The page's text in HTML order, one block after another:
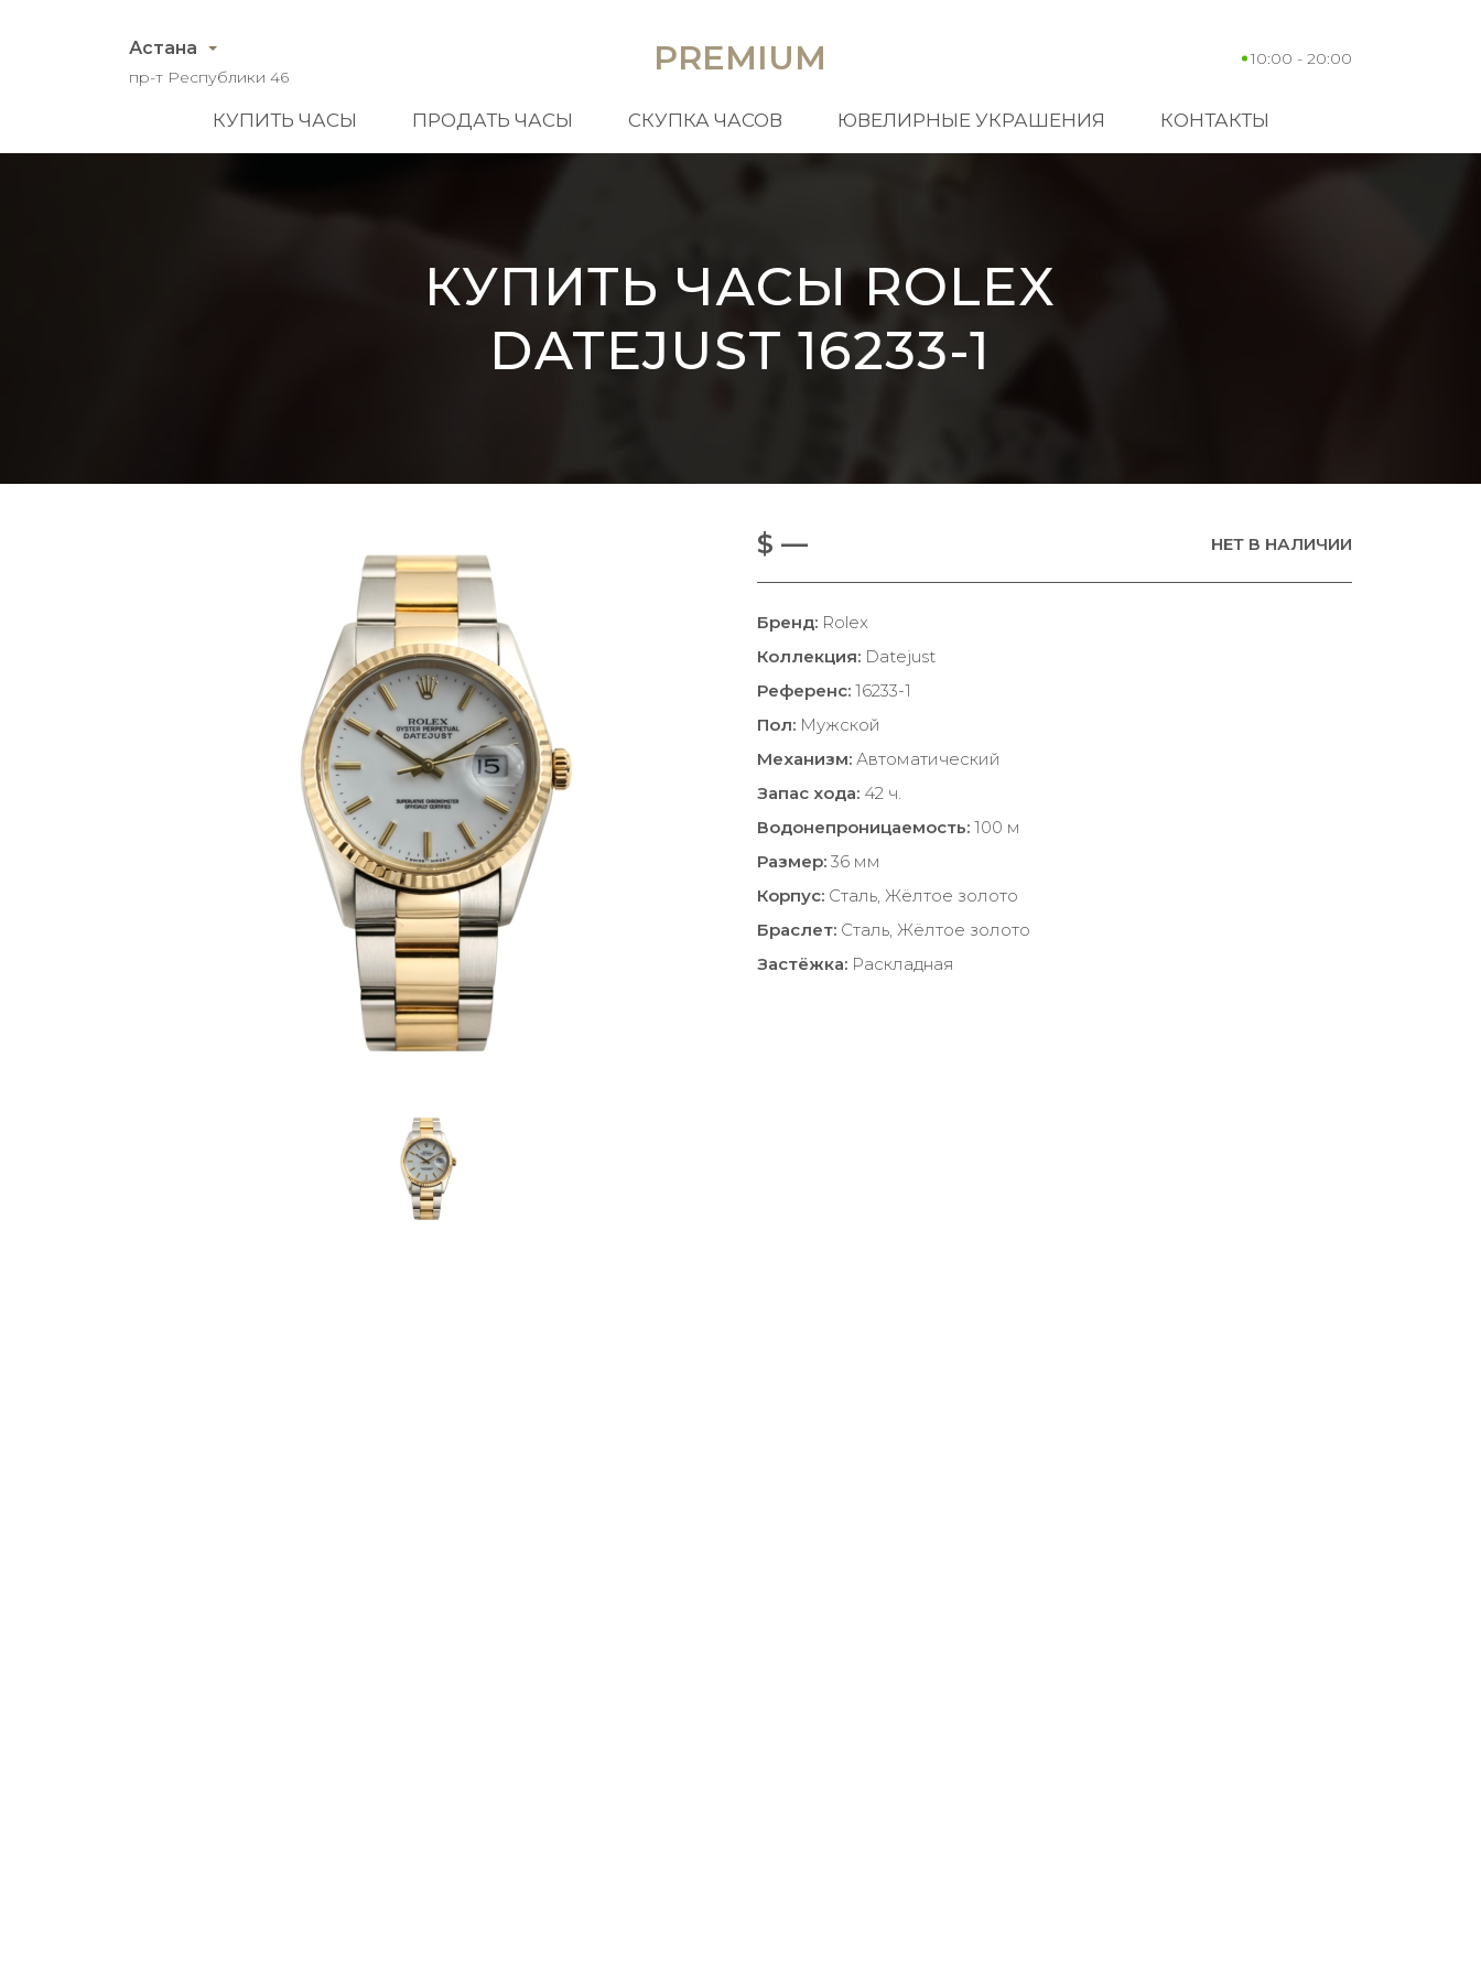
Астана
пр-т Республики 46 PREMIUM 10:00 - 20:00
КУПИТЬ ЧАСЫ ПРОДАТЬ ЧАСЫ СКУПКА ЧАСОВ ЮВЕЛИРНЫЕ УКРАШЕНИЯ КОНТАКТЫ
КУПИТЬ ЧАСЫ ROLEX
DATEJUST 16233-1
$ — НЕТ В НАЛИЧИИ
Бренд: Rolex
Коллекция: Datejust
Референс: 16233-1
Пол: Мужской
Механизм: Автоматический
Запас хода: 42 ч.
Водонепроницаемость: 100 м
Размер: 36 мм
Корпус: Сталь, Жёлтое золото
Браслет: Сталь, Жёлтое золото
Застёжка: Раскладная